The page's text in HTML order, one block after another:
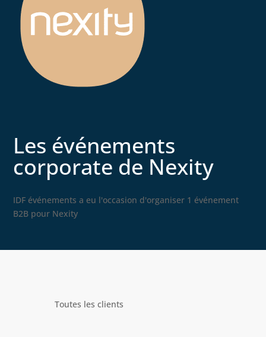
Les événements
corporate de Nexity
IDF événements a eu l'occasion d'organiser 1 événement
B2B pour Nexity
Toutes les clients